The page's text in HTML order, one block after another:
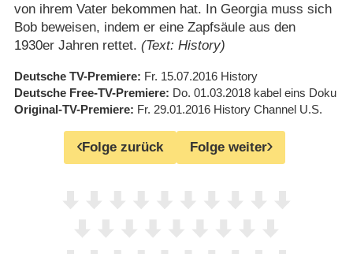
von ihrem Vater bekommen hat. In Georgia muss sich
Bob beweisen, indem er eine Zapfsäule aus den
1930er Jahren rettet. (Text: History)
Deutsche TV-Premiere Fr. 15.07.2016 History
Deutsche Free-TV-Premiere Do. 01.03.2018 kabel eins Doku
Original-TV-Premiere Fr. 29.01.2016 History Channel U.S.
Folge zurück Folge weiter